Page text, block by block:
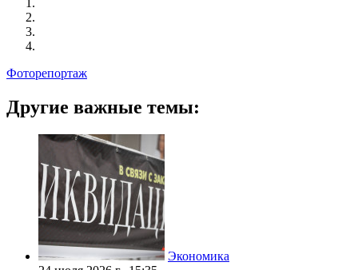
Фоторепортаж
Другие важные темы:
Экономика